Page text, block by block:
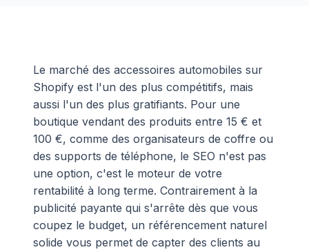
Le marché des accessoires automobiles sur
Shopify est l'un des plus compétitifs, mais
aussi l'un des plus gratifiants. Pour une
boutique vendant des produits entre 15 € et
100 €, comme des organisateurs de coffre ou
des supports de téléphone, le SEO n'est pas
une option, c'est le moteur de votre
rentabilité à long terme. Contrairement à la
publicité payante qui s'arrête dès que vous
coupez le budget, un référencement naturel
solide vous permet de capter des clients au